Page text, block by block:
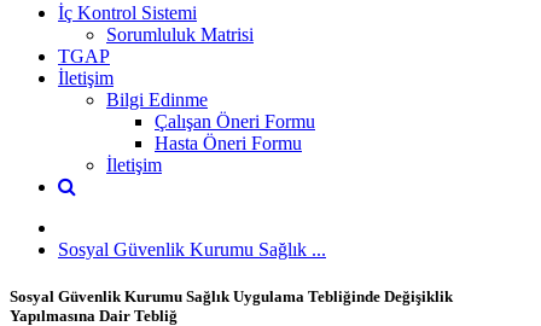
İç Kontrol Sistemi
Sorumluluk Matrisi
TGAP
İletişim
Bilgi Edinme
Çalışan Öneri Formu
Hasta Öneri Formu
İletişim
Sosyal Güvenlik Kurumu Sağlık ...
Sosyal Güvenlik Kurumu Sağlık Uygulama Tebliğinde Değişiklik
Yapılmasına Dair Tebliğ